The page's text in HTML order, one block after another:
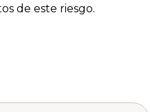
de este riesgo.